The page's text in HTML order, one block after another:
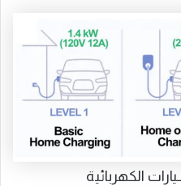
الكهربائية